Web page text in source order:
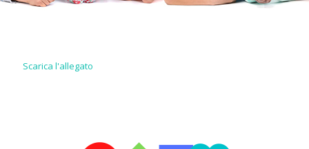
Scarica l'allegato